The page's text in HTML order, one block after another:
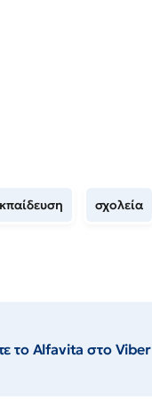
σχολεία
το Αlfavita στο Viber